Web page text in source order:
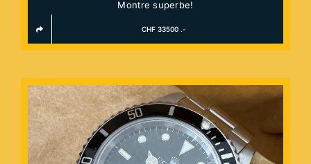
Montre superbe!
CHF 33500 .-